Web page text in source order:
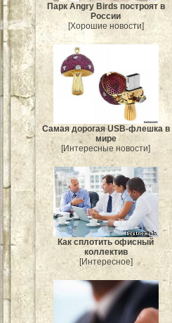
Парк Angry Birds построят в
России
[Хорошие новости]
Самая дорогая USB-флешка в
мире
[Интересные новости]
Как сплотить офисный
коллектив
[Интересное]